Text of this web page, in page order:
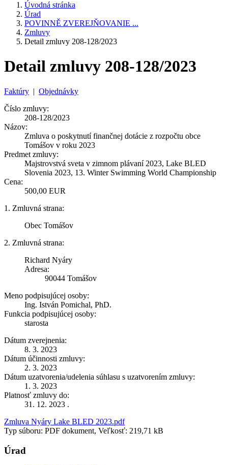
Úvodná stránka
Úrad
POVINNĚ ZVEREJŇOVANIE ...
Zmluvy
Detail zmluvy 208-128/2023
Detail zmluvy 208-128/2023
Faktúry | Objednávky
Číslo zmluvy:
208-128/2023
Názov:
Zmluva o poskytnutí finančnej dotácie z rozpočtu obce
Tomášov v roku 2023
Predmet zmluvy:
Majstrovstvá sveta v zimnom plávaní 2023, Lake BLED
Slovenia 2023, 13. Winter Swimming World Championship
Cena:
500,00 EUR
1. Zmluvná strana:
Obec Tomášov
2. Zmluvná strana:
Richard Nyáry
Adresa:
90044 Tomášov
Meno podpisujúcej osoby:
Ing. István Pomichal, PhD.
Funkcia podpisujúcej osoby:
starosta
Dátum zverejnenia:
8. 3. 2023
Dátum účinnosti zmluvy:
2. 3. 2023
Dátum uzatvorenia/udelenia súhlasu s uzatvorením zmluvy:
1. 3. 2023
Platnosť zmluvy do:
31. 12. 2023 .
Zmluva Nyáry Lake BLED 2023.pdf
Typ súboru: PDF dokument, Veľkosť: 219,71 kB
Úrad